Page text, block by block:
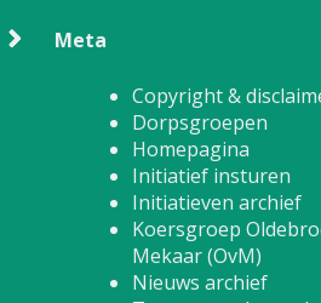
Meta
Copyright &
Dorpsgroepen
Homepagina
Initiatief insturen
Initiatieven archief
Koersgroep
Mekaar (OvM)
Nieuws archief